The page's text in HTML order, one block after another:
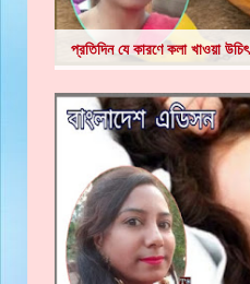
প্রতিদিন যে কারণে কলা খাওয়া উচিৎ